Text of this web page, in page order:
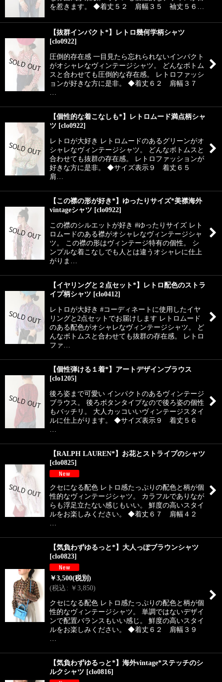
を惹きます。 ◆着丈５２ 肩幅３５ 袖丈５６…
【抜群インパクト*】レトロ幾何学柄シャツ
[clo0922]
圧倒的存在感 一目見たら忘れられないインパクト
がオシャレなヴィンテージシャツ。 どんなボトム
スと合わせても圧倒的な存在感。 レトロファッシ
ョンが好きな方に是非。 ◆着丈６２ 肩幅３７
【個性的な着こなしも*】レトロムード満点柄シャ
ツ [clo0922]
レトロが大好き レトロムードのあるグリーンがオ
シャレなヴィンテージシャツ。 どんなボトムスと
合わせても抜群の存在感。 レトロファッションが
好きな方に是非。 ◆サイズ表示９ 着丈６５
肩…
【この襟の形が好き*】ゆったりサイズ*美襟海外
vintageシャツ [clo0922]
この襟のシルエットが好き #ゆったりサイズ レト
ロムードのある襟がオシャレなヴィンテージシャ
ツ。 この襟の形はヴィンテージ特有の個性。 シ
ンプルな着こなしでも人とは違うオシャレに仕上
がりま…
【イヤリングと２点セット*】レトロ配色のストラ
イプ柄シャツ [clo0412]
レトロが大好き #コーディネートに使用したイヤ
リングと2点セットでお届けします レトロムード
のある配色がオシャレなヴィンテージシャツ。 ど
んなボトムスと合わせても抜群の存在感。 レトロ
ファ…
【個性弾ける１着*】アートデザインブラウス
[clo1205]
後ろ姿まで可愛い インパクトのあるヴィンテージ
ブラウス。 後ろボタンタイプなので後ろ姿の個性
もバッチリ。 大人カッコいいヴィンテージスタイ
ルに仕上がります。 ◆サイズ表示９ 着丈５６
【RALPH LAUREN*】お花とストライプのシャツ
[clo0825]
クセになる配色 レトロ感たっぷりの配色と柄が個
性的なヴィンテージシャツ。 カラフルでありなが
らも浮足立たない感じもいい。 鮮度の高いスタイ
ルをお楽しみください。 ◆着丈６７ 肩幅４２
【気負わずゆるっと*】大人っぽブラウンシャツ
[clo0823]
￥3,500(税別)
(税込: ￥3,850)
クセになる配色 レトロ感たっぷりの配色と柄が個
性的なヴィンテージシャツ。 単調ではないデザイ
ンで配置バランスもいい感じ。 鮮度の高いスタイ
ルをお楽しみください。 ◆着丈６２ 肩幅３９
…
【気負わずゆるっと*】海外vintage*ステッチのシ
ルクシャツ [clo0816]